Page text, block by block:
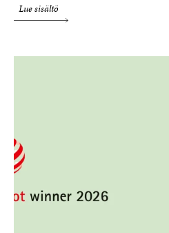
Lue sisältö